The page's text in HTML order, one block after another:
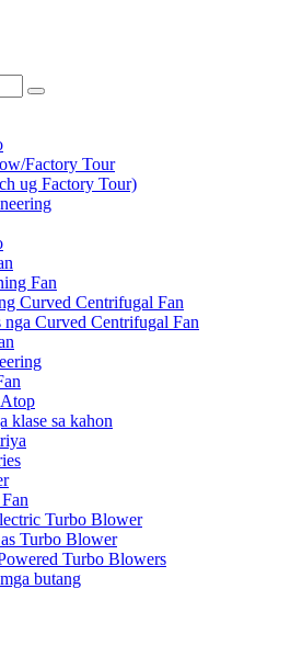
Factory Tour
ug Factory Tour)
Fan
Curved Centrifugal Fan
nga Curved Centrifugal Fan
klase sa kahon
Turbo Blower
Turbo Blower
Turbo Blowers
butang